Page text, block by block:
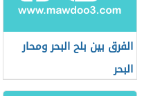
الفرق بين بلح البحر ومحار
البحر